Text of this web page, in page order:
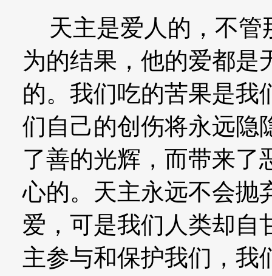
天主是爱人的，不管
为的结果，他的爱都是
的。我们吃的苦果是我
们自己的创伤将永远隐
了善的光辉，而带来了
心的。天主永远不会抛
爱，可是我们人类却自
主参与和保护我们，我